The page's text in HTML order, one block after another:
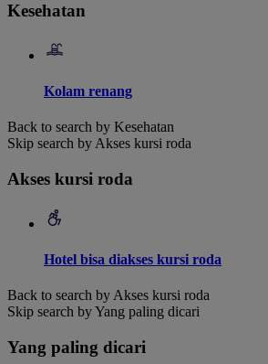
Kesehatan
Kolam renang
Back to search by Kesehatan
Skip search by Akses kursi roda
Akses kursi roda
Hotel bisa diakses kursi roda
Back to search by Akses kursi roda
Skip search by Yang paling dicari
Yang paling dicari